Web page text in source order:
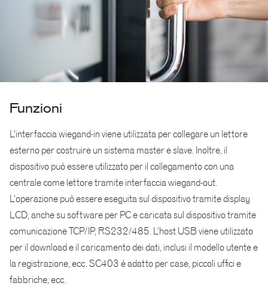
Funzioni
L'interfaccia wiegand-in viene utilizzata per collegare un lettore
esterno per costruire un sistema master e slave. Inoltre, il
dispositivo può essere utilizzato per il collegamento con una
centrale come lettore tramite interfaccia wiegand-out.
L'operazione può essere eseguita sul dispositivo tramite display
LCD, anche su software per PC e caricata sul dispositivo tramite
comunicazione TCP/IP, RS232/485. L'host USB viene utilizzato
per il download e il caricamento dei dati, inclusi il modello utente e
la registrazione, ecc. SC403 è adatto per case, piccoli uffici e
fabbriche, ecc.